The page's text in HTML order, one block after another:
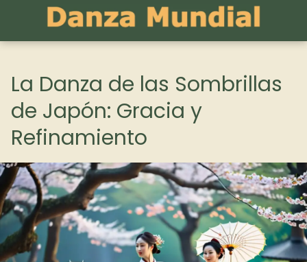
La Danza de las Sombrillas
de Japón: Gracia y
Refinamiento